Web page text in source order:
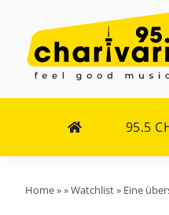
Inhalt
springen
95.5
Home»»Watchlist» Eine